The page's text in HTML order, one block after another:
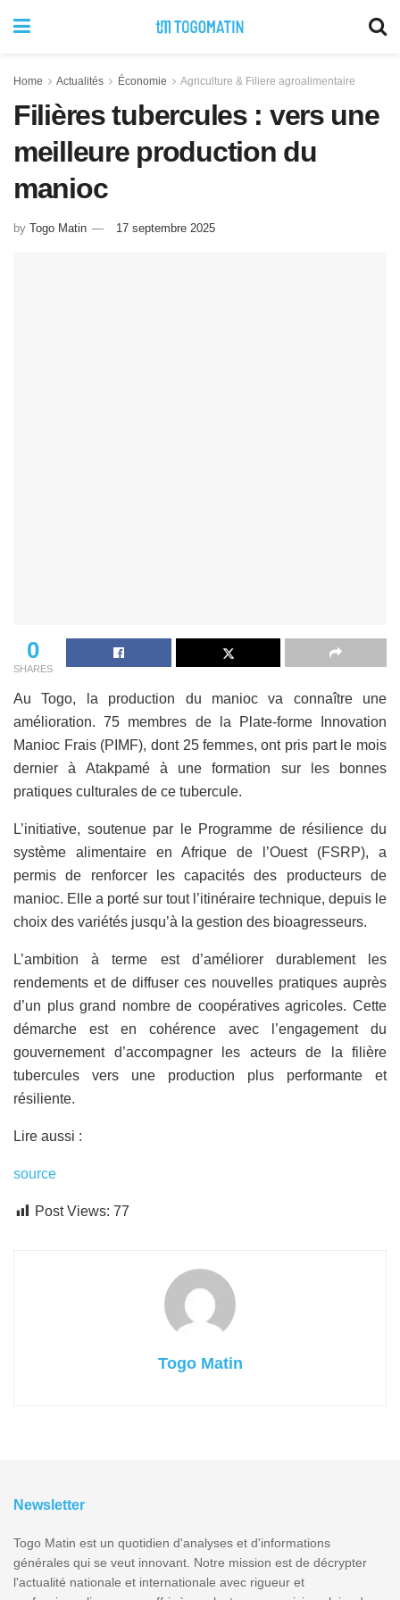
Home Actualités Économie Agriculture & Filiere agroalimentaire
Filières tubercules : vers une
meilleure production du
manioc
by Togo Matin 17 septembre 2025
0
SHARES
Au Togo, la production du manioc va connaître une
amélioration. 75 membres de la Plate-forme Innovation
Manioc Frais (PIMF), dont 25 femmes, ont pris part le mois
dernier à Atakpamé à une formation sur les bonnes
pratiques culturales de ce tubercule.
L’initiative, soutenue par le Programme de résilience du
système alimentaire en Afrique de l’Ouest (FSRP), a
permis de renforcer les capacités des producteurs de
manioc. Elle a porté sur tout l’itinéraire technique, depuis le
choix des variétés jusqu’à la gestion des bioagresseurs.
L’ambition à terme est d’améliorer durablement les
rendements et de diffuser ces nouvelles pratiques auprès
d’un plus grand nombre de coopératives agricoles. Cette
démarche est en cohérence avec l’engagement du
gouvernement d’accompagner les acteurs de la filière
tubercules vers une production plus performante et
résiliente.
Lire aussi :
source
Post Views: 77
Togo Matin
Newsletter
Togo Matin est un quotidien d'analyses et d'informations
générales qui se veut innovant. Notre mission est de décrypter
l'actualité nationale et internationale avec rigueur et